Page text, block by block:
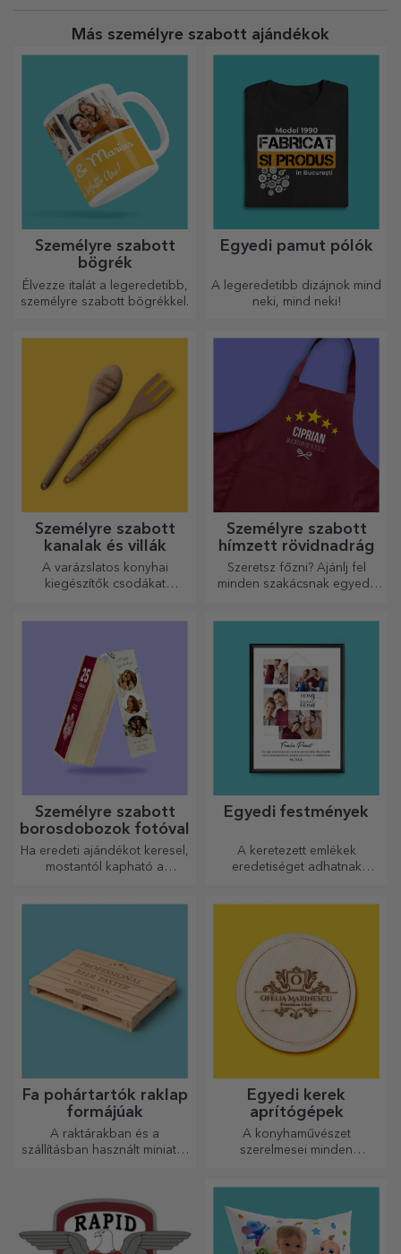
Más személyre szabott ajándékok
Személyre szabott
bögrék
Élvezze italát a legeredetibb,
személyre szabott bögrékkel.
Egyedi pamut pólók
A legeredetibb dizájnok mind
neki, mind neki!
Személyre szabott
kanalak és villák
A varázslatos konyhai
kiegészítők csodákat
Személyre szabott
hímzett rövidnadrág
Szeretsz főzni? Ajánlj fel
minden szakácsnak egyedi,
Személyre szabott
borosdobozok fotóval
Ha eredeti ajándékot keresel,
mostantól kapható a
Egyedi festmények
A keretezett emlékek
eredetiséget adhatnak
történetét!
Fa pohártartók raklap
formájúak
A raktárakban és a
szállításban használt miniatűr
Egyedi kerek
aprítógépek
A konyhaművészet
szerelmesei minden
készülnek. Válassza ki a
megfelelőt!